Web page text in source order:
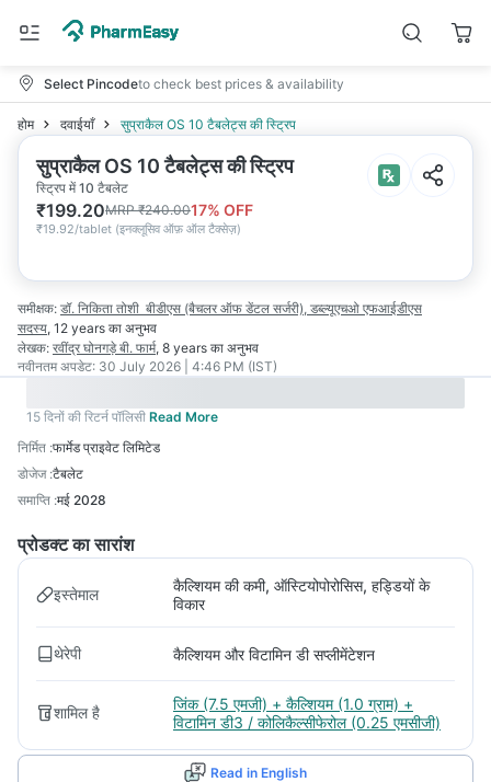
Select Pincodeto check best prices & availability
होम दवाईयाँ सुप्राकैल OS 10 टैबलेट्स की स्ट्रिप
सुप्राकैल OS 10 टैबलेट्स की स्ट्रिप
स्ट्रिप में 10 टैबलेट
₹199.20MRP₹240.0017% OFF
₹19.92/tablet (इनक्लूसिव ऑफ़ ऑल टैक्सेज़)
समीक्षक: डॉ. निकिता तोशी बीडीएस (बैचलर ऑफ डेंटल सर्जरी), डब्ल्यूएचओ एफआईडीएस
सदस्य, 12 years का अनुभव
लेखक: रवींद्र घोनगड़े बी. फार्म, 8 years का अनुभव
नवीनतम अपडेट: 30 July 2026 | 4:46 PM (IST)
15 दिनों की रिटर्न पॉलिसी Read More
निर्मित :फार्मेड प्राइवेट लिमिटेड
डोजेज :टैबलेट
समाप्ति :मई 2028
प्रोडक्ट का सारांश
इस्तेमाल
कैल्शियम की कमी, ऑस्टियोपोरोसिस, हड्डियों के
विकार
थेरेपी कैल्शियम और विटामिन डी सप्लीमेंटेशन
शामिल है
जिंक (7.5 एमजी) + कैल्शियम (1.0 ग्राम) +
विटामिन डी3 / कोलिकैल्सीफेरोल (0.25 एमसीजी)
Read in English